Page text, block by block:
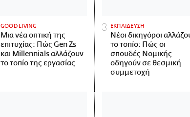
GOOD LIVING
Μια νέα οπτική της
επιτυχίας: Πώς Gen Zs
και Millennials αλλάζουν
το τοπίο της εργασίας
ΕΚΠΑΙΔΕΥΣΗ
Νέοι δικηγόροι
το τοπίο: Πώς οι
σπουδές Νομικής
οδηγούν σε θεσμική
συμμετοχή